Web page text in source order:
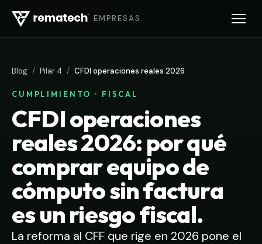
EMPRESAS
Blog / Pilar 4 / CFDI operaciones reales 2026
CUMPLIMIENTO · FISCAL
CFDI operaciones
reales 2026: por qué
comprar equipo de
cómputo sin factura
es un riesgo fiscal.
La reforma al CFF que rige en 2026 pone el